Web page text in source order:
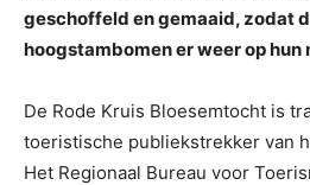
geschoffeld en gemaaid, zodat
hoogstambomen er weer op hun
De Rode Kruis Bloesemtocht is
toeristische publiekstrekker van
Het Regionaal Bureau voor